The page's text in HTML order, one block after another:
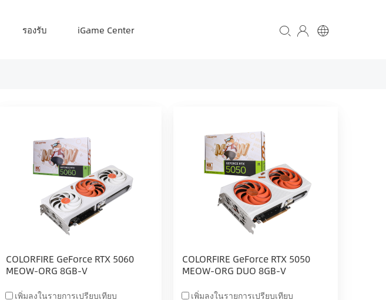
รองรับ iGame Center
COLORFIRE GeForce RTX 5060
MEOW-ORG 8GB-V
เพิ่มลงในรายการเปรียบเทียบ
COLORFIRE GeForce RTX 5050
MEOW-ORG DUO 8GB-V
เพิ่มลงในรายการเปรียบเทียบ